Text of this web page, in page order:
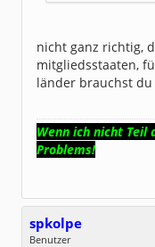
nicht ganz richtig,
mitgliedsstaaten,
länder brauchst du
Wenn ich nicht Teil
Problems!
spkolpe
Benutzer